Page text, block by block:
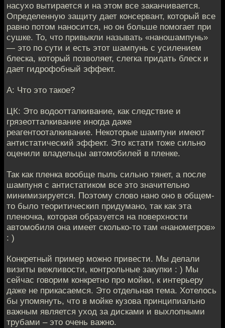
насухо вытирается и на этом все заканчивается.
Определенную защиту дает консервант, который все
равно потом наносится, но он больше помогает при
сушке. То, что привыкли называть «наношампунь»
— это по сути и есть этот шампунь с усилением
блеска, который позволяет, слегка придать блеск и
дает гидрофобный эффект.
А: Что это такое?
ЦК: Это водоотталкивание, как следствие и
грязеотталкивание иногда даже
реагентооталкивание. Некоторые шампуни имеют
антистатический эффект. Это кстати тоже сильно
оценили владельцы автомобилей в пленке.
Так как пленка вообще пыль сильно тянет, а после
шампуня с антистатиком все это значительно
минимизируется. Поэтому слово нано оно в общем-
то было теоритическип придумано, так как эта
пленочка, которая образуется на поверхности
автомобиля она имеет сколько-то там «нанометров»
: )
Конкретный пример можно привести. Мы делали
визиты вежливости, контрольные закупки : ) Мы
сейчас говорим конкретно про мойки, к интерьеру
даже не прикасаемся. Это отдельная тема. Хотелось
бы упомянуть, что в мойке кузова принципиально
важным является уход за дисками и выхлопными
трубами – это очень важно.